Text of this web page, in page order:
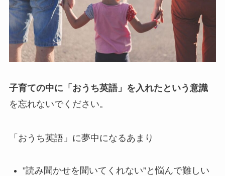
子育ての中に「おうち英語」を入れた という 意識
を忘れないでください。
「おうち英語」に夢中になるあまり
”読み聞かせを聞いてくれない”と悩んで難しい